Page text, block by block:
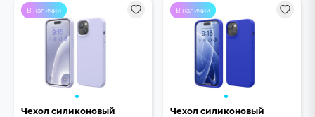
В наличии
Чехол силиконовый
В наличии
Чехол силиконовый